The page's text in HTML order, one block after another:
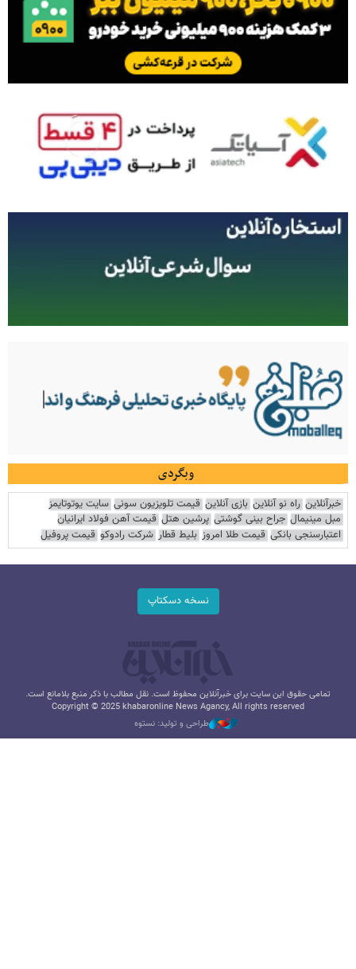
وبگردی
خبرآنلاین راه نو آنلاین بازی آنلاین قیمت تلویزیون سونی سایت یوتوتایمز
مبل مینیمال جراح بینی گوشتی پرشین هتل قیمت آهن فولاد ایرانیان
اعتبارسنجی بانکی قیمت طلا امروز بلیط قطار شرکت رادوکو قیمت پروفیل
نسخه دسکتاپ
تمامی حقوق این سایت برای خبرآنلاین محفوظ است. نقل مطالب با ذکر منبع بلامانع است.
Copyright © 2025 khabaronline News Agancy, All rights reserved
طراحی و تولید: نستوه